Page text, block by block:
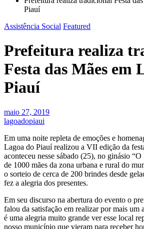
Piauí
Assistência Social Featured
Prefeitura realiza
Festa das Mães em
Piauí
maio 27, 2019
lagoadopiaui
Em uma noite repleta de emoções e
Lagoa do Piauí realizou a VII edição da
aconteceu nesse sábado (25), no ginásio
de 1000 mães da zona urbana e rural do
o sorteio de cerca de 200 brindes desde
fez a alegria dos presentes.
Em seu discurso na abertura do evento o
falou da satisfação em realizar por mais um
é uma alegria muito grande ver esse local
nosso município que vieram para receber